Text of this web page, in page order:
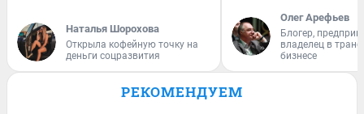
Наталья Шорохова
Открыла кофейную точку на
деньги соцразвития
Олег Арефьев
Блогер,
владелец в
бизнесе
РЕКОМЕНДУЕМ